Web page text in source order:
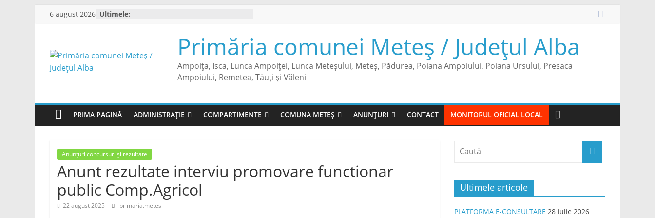
6 august 2026 Ultimele:
Primăria comunei Meteș / Județul Alba
Ampoița, Isca, Lunca Ampoiței, Lunca Meteșului, Meteș, Pădurea, Poiana Ampoiului, Poiana Ursului, Presaca
Ampoiului, Remetea, Tăuți și Văleni
PRIMA PAGINĂ ADMINISTRAȚIE COMPARTIMENTE COMUNA METEȘ ANUNȚURI CONTACT MONITORUL OFICIAL LOCAL
Anunțuri concursuri și rezultate
Anunt rezultate interviu promovare functionar
public Comp.Agricol
22 august 2025 primaria.metes
Ultimele articole
PLATFORMA E-CONSULTARE 28 iulie 2026